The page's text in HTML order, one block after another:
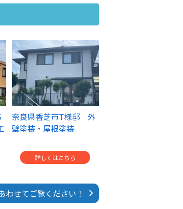
奈良県香芝市T様邸 外
壁塗装・屋根塗装
詳しくはこちら
わせてご覧ください！